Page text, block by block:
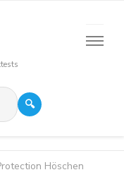
🔍
Höschen